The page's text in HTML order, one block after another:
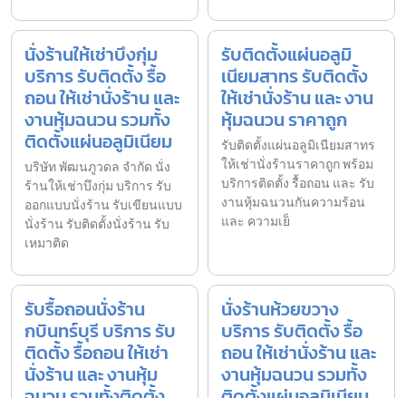
นั่งร้านให้เช่าบึงกุ่ม
บริการ รับติดตั้ง รื้อ
ถอน ให้เช่านั่งร้าน และ
งานหุ้มฉนวน รวมทั้ง
ติดตั้งแผ่นอลูมิเนียม
บริษัท พัฒนภูวดล จำกัด นั่ง
ร้านให้เช่าบึงกุ่ม บริการ รับ
ออกแบบนั่งร้าน รับเขียนแบบ
นั่งร้าน รับติดตั้งนั่งร้าน รับ
เหมาติด
รับติดตั้งแผ่นอลูมิ
เนียมสาทร รับติดตั้ง
ให้เช่านั่งร้าน และ งาน
หุ้มฉนวน ราคาถูก
รับติดตั้งแผ่นอลูมิเนียมสาทร
ให้เช่านั่งร้านราคาถูก พร้อม
บริการติดตั้ง รื้อถอน และ รับ
งานหุ้มฉนวนกันความร้อน
และ ความเย็
รับรื้อถอนนั่งร้าน
กบินทร์บุรี บริการ รับ
ติดตั้ง รื้อถอน ให้เช่า
นั่งร้าน และ งานหุ้ม
นั่งร้านห้วยขวาง
บริการ รับติดตั้ง รื้อ
ถอน ให้เช่านั่งร้าน และ
งานหุ้มฉนวน รวมทั้ง